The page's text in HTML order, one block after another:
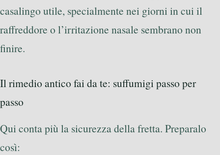
casalingo utile, specialmente nei giorni in cui il
raffreddore o l’irritazione nasale sembrano non
finire.
Il rimedio antico fai da te: suffumigi passo per
passo
Qui conta più la sicurezza della fretta. Preparalo
così: